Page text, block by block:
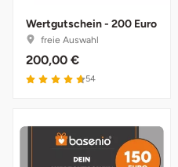
Wertgutschein - 200 Euro
freie Auswahl
200,00 €
4.7 von 5
54
Karlsruhe
Kassel